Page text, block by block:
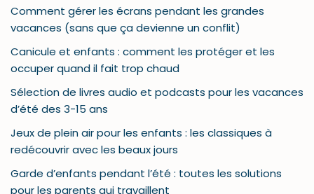
Comment gérer les écrans pendant les grandes
vacances (sans que ça devienne un conflit)
Canicule et enfants : comment les protéger et les
occuper quand il fait trop chaud
Sélection de livres audio et podcasts pour les vacances
d’été des 3-15 ans
Jeux de plein air pour les enfants : les classiques à
redécouvrir avec les beaux jours
Garde d’enfants pendant l’été : toutes les solutions
pour les parents qui travaillent